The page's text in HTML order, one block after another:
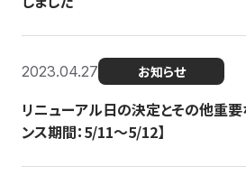
2023.04.27 お知らせ
リニューアル日の決定とその他重要
ンス期間：5/11～5/12】